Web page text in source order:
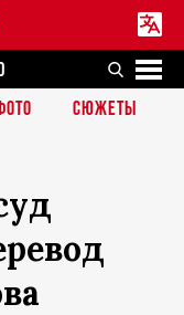
СЮЖЕТЫ